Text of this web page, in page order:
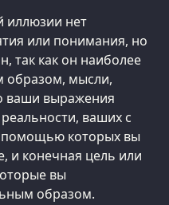
нет
или понимания, но
так как он наиболее
образом, мысли,
ваши выражения
ваших с
помощью которых вы
и конечная цель или
вы
образом.